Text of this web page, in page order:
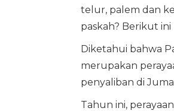
telur, palem dan
paskah? Berikut ini
Diketahui bahwa
merupakan
penyaliban di
Tahun ini,